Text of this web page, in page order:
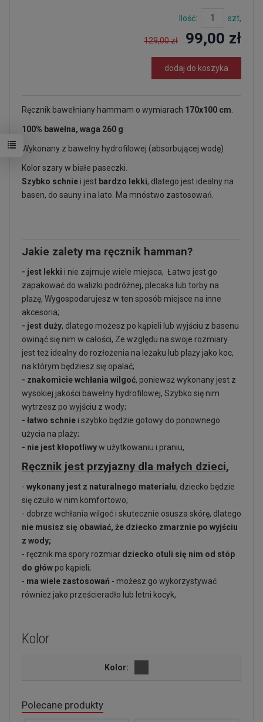
Ilość: szt,
129,00 zł 99,00 zł
dodaj do koszyka
Ręcznik bawełniany hammam o wymiarach 170x100 cm
100% bawełna, waga 260 g
Wykonany z bawełny hydrofilowej (absorbującej wodę)
Kolor szary w białe paseczki.
Szybko schnie i jest bardzo lekki, dlatego jest idealny na
basen, do sauny i na lato. Ma mnóstwo zastosowań.
Jakie zalety ma ręcznik hamman?
- jest lekki i nie zajmuje wiele miejsca, Łatwo jest go
zapakować do walizki podróżnej, plecaka lub torby na
plażę, Wygospodarujesz w ten sposób miejsce na inne
akcesoria;
- jest duży, dlatego możesz po kąpieli lub wyjściu z basenu
owinąć się nim w całości, Ze względu na swoje rozmiary
jest też idealny do rozłożenia na leżaku lub plaży jako koc,
na którym będziesz się opalać;
- znakomicie wchłania wilgoć, ponieważ wykonany jest z
wysokiej jakości bawełny hydrofilowej, Szybko się nim
wytrzesz po wyjściu z wody;
- łatwo schnie i szybko będzie gotowy do ponownego
użycia na plaży;
- nie jest kłopotliwyw użytkowaniu i praniu,
Ręcznik jest przyjazny dla małych dzieci,
- wykonany jest z naturalnego materiału, dziecko będzie
się czuło w nim komfortowo;
- dobrze wchłania wilgoć i skutecznie osusza skórę, dlatego
nie musisz się obawiać, że dziecko zmarznie po wyjściu
z wody;
- ręcznik ma spory rozmiar dziecko otuli się nim od stóp
do głów po kąpieli;
- ma wiele zastosowań - możesz go wykorzystywać
również jako prześcieradło lub letni kocyk,
Kolor
Kolor:
Polecane produkty